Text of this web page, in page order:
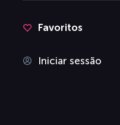
Favoritos
Iniciar sessão